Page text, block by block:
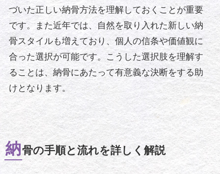
づいた正しい納骨方法を理解しておくことが重要
です。また近年では、自然を取り入れた新しい納
骨スタイルも増えており、個人の信条や価値観に
合った選択が可能です。こうした選択肢を理解す
ることは、納骨にあたって有意義な決断をする助
けとなります。
納骨の手順と流れを詳しく解説